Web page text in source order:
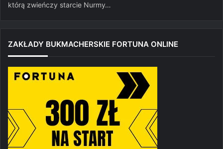
którą zwieńczy starcie Nurmy…
ZAKŁADY BUKMACHERSKIE FORTUNA ONLINE